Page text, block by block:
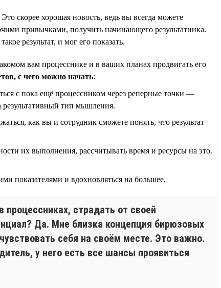
скорее хорошая новость, ведь вы всегда можете
привычками, получить начинающего результатника.
результат, и мог его показать.
вам процесснике и в ваших планах продвигать его
с чего можно начать:
с пока ещё процессником через реперные точки —
результативный тип мышления.
как вы и сотрудник сможете понять, что результат
их выполнения, рассчитывать время и ресурсы на это.
показателями и вдохновляться на большее.
страдать от своей
Да. Мне близка концепция бирюзовых
себя на своём месте. Это важно.
у него есть все шансы проявиться